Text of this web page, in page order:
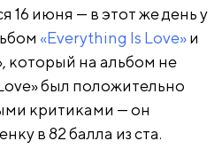
16 июня — в этот же день у
«Everything Is Love»и
который на альбом не
был положительно
критиками — он
в 82 балла из ста.